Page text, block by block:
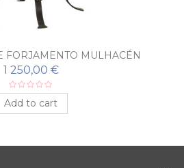
FORJAMENTO MULHACÉN
1 250,00 €
Add to cart